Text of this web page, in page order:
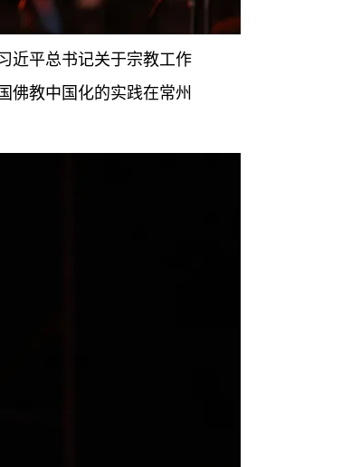
近平总书记关于宗教工作
佛教中国化的实践在常州